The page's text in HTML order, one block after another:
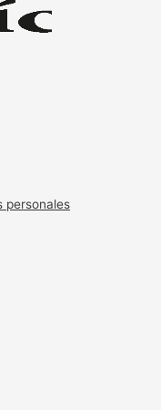
personales